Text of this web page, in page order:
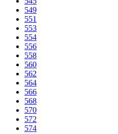
549
551
553
554
556
558
560
562
564
566
568
570
572
574